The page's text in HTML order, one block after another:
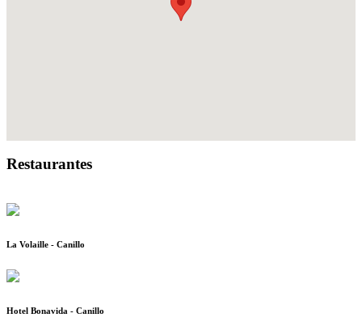
Restaurantes
La Volaille - Canillo
Hotel Bonavida - Canillo